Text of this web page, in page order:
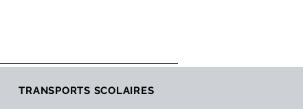
TRANSPORTS SCOLAIRES